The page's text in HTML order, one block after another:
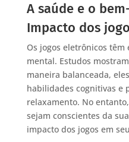
A saúde e o
Impacto dos
Os jogos eletrônicos
mental. Estudos
maneira balanceada,
habilidades cognitivas e
relaxamento. No
sejam conscientes da
impacto dos jogos em